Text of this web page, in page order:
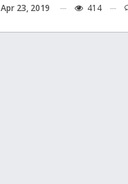
Apr 23, 2019 414